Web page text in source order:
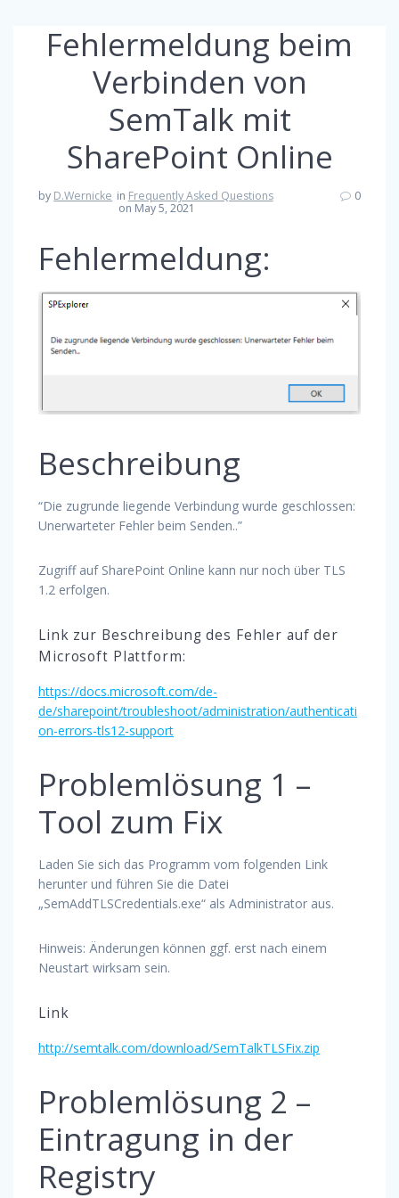
Fehlermeldung beim
Verbinden von
SemTalk mit
SharePoint Online
by D.Wernicke in Frequently Asked Questions
on May 5, 2021
0
Fehlermeldung:
Beschreibung
“Die zugrunde liegende Verbindung wurde geschlossen:
Unerwarteter Fehler beim Senden..”
Zugriff auf SharePoint Online kann nur noch über TLS
1.2 erfolgen.
Link zur Beschreibung des Fehler auf der
Microsoft Plattform:
https://docs.microsoft.com/de-
de/sharepoint/troubleshoot/administration/authenticati
on-errors-tls12-support
Problemlösung 1 –
Tool zum Fix
Laden Sie sich das Programm vom folgenden Link
herunter und führen Sie die Datei
„SemAddTLSCredentials.exe“ als Administrator aus.
Hinweis: Änderungen können ggf. erst nach einem
Neustart wirksam sein.
Link
http://semtalk.com/download/SemTalkTLSFix.zip
Problemlösung 2 –
Eintragung in der
Registry